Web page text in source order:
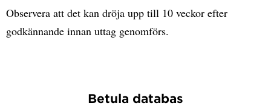
Observera att det kan dröja upp till 10 veckor efter
godkännande innan uttag genomförs.
Betula databas